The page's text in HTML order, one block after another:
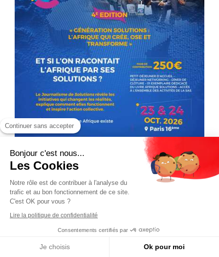
Continuer sans accepter
Bonjour c'est nous...
Les Cookies
Notre rôle est de contribuer à l'analyse du
trafic et au bon fonctionnement de ce site.
C'est OK pour vous ?
Lire la politique de confidentialité
Consentements certifiés par
Je choisis Ok pour moi